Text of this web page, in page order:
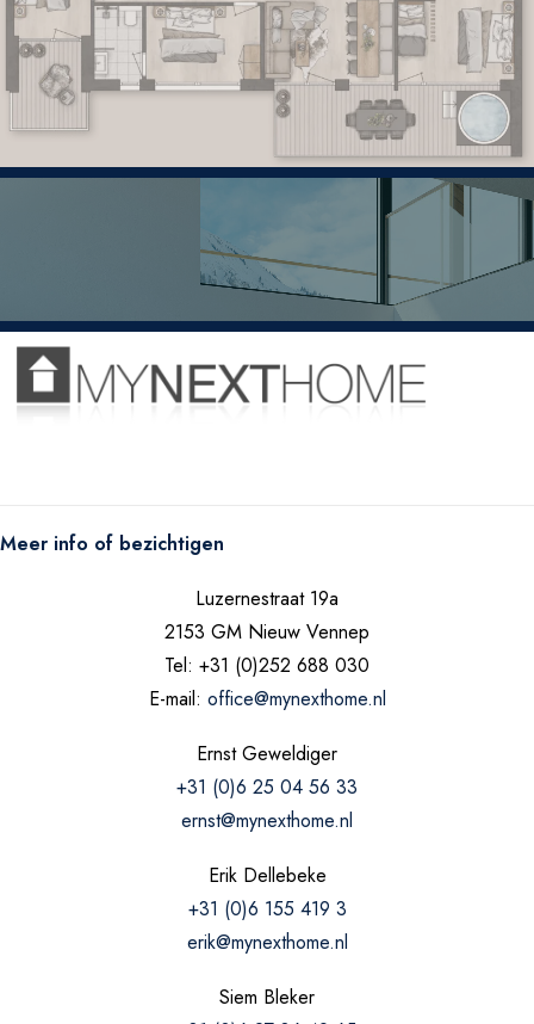
VIER SLAAPKAMERS EN VIER BADKAMERS
Meer info of bezichtigen
Luzernestraat 19a
2153 GM Nieuw Vennep
Tel: +31 (0)252 688 030
E-mail: office@mynexthome.nl
Ernst Geweldiger
+31 (0)6 25 04 56 33
ernst@mynexthome.nl
Erik Dellebeke
+31 (0)6 155 419 3
erik@mynexthome.nl
Siem Bleker